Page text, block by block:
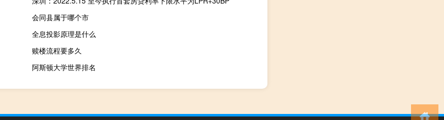
会同县属于哪个市
全息投影原理是什么
赎楼流程要多久
阿斯顿大学世界排名